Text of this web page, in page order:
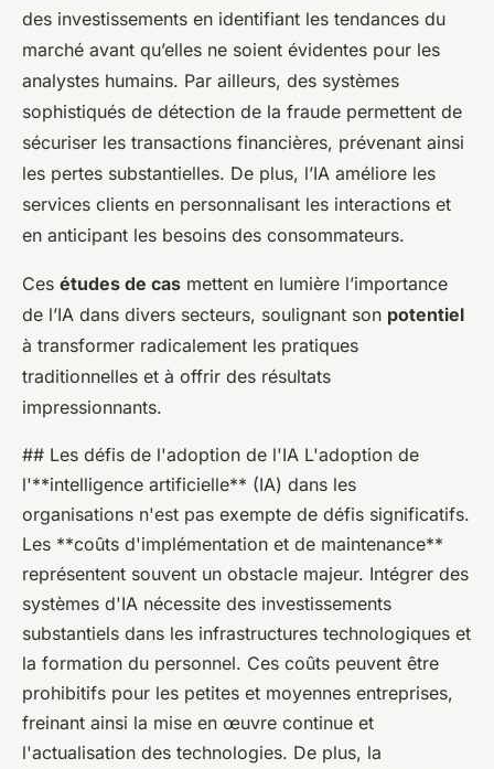
des investissements en identifiant les tendances du
marché avant qu’elles ne soient évidentes pour les
analystes humains. Par ailleurs, des systèmes
sophistiqués de détection de la fraude permettent de
sécuriser les transactions financières, prévenant ainsi
les pertes substantielles. De plus, l’IA améliore les
services clients en personnalisant les interactions et
en anticipant les besoins des consommateurs.
Ces études de cas mettent en lumière l’importance
de l’IA dans divers secteurs, soulignant son potentiel
à transformer radicalement les pratiques
traditionnelles et à offrir des résultats
impressionnants.
## Les défis de l'adoption de l'IA L'adoption de
l'**intelligence artificielle** (IA) dans les
organisations n'est pas exempte de défis significatifs.
Les **coûts d'implémentation et de maintenance**
représentent souvent un obstacle majeur. Intégrer des
systèmes d'IA nécessite des investissements
substantiels dans les infrastructures technologiques et
la formation du personnel. Ces coûts peuvent être
prohibitifs pour les petites et moyennes entreprises,
freinant ainsi la mise en œuvre continue et
l'actualisation des technologies. De plus, la